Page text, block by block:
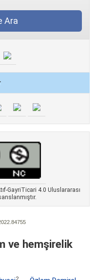
Ara
GayriTicari 4.0 Uluslararası
ve hemşirelik
2